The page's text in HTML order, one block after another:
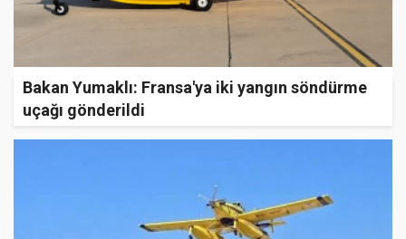
Bakan Yumaklı: Fransa'ya iki yangın söndürme
uçağı gönderildi